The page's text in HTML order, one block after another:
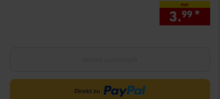
nur
3.99 *